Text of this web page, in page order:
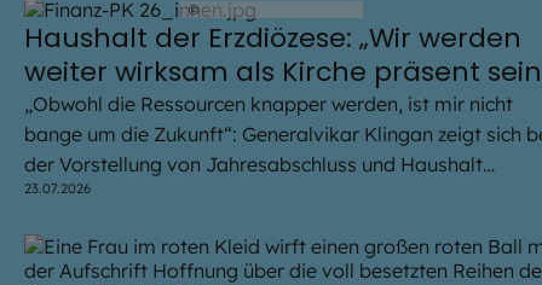
© Steffen Hendriks / EOM
Haushalt der Erzdiözese: „Wir werden
weiter wirksam als Kirche präsent
„Obwohl die Ressourcen knapper werden, ist mir nicht
bange um die Zukunft“: Generalvikar Klingan zeigt sich
der Vorstellung von Jahresabschluss und Haushalt
zuversichtlich für die Zukunft des Erzbistums.
23.07.2026